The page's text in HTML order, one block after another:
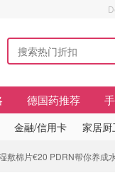
德国药推荐
金融/信用卡 家居厨
敷棉片€20 PDRN帮你养成